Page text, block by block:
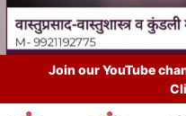
Join our YouTube